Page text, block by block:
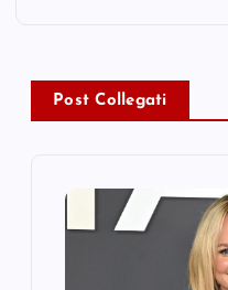
v
Post Collegati